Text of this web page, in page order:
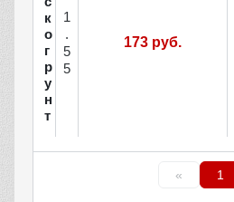
к
о
г
р
у
н
т
1
.
5
5
173 руб.
« 1